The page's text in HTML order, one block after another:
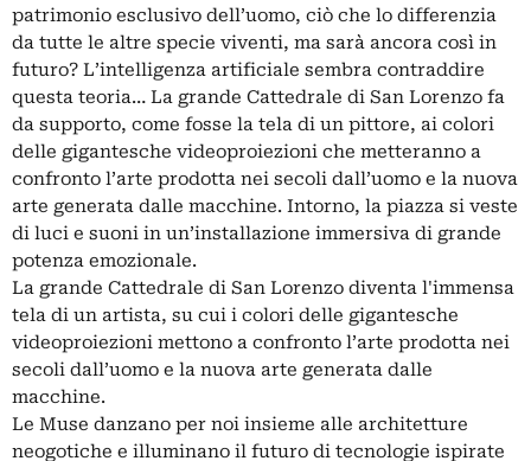
patrimonio esclusivo dell’uomo, ciò che lo differenzia
da tutte le altre specie viventi, ma sarà ancora così in
futuro? L’intelligenza artificiale sembra contraddire
questa teoria… La grande Cattedrale di San Lorenzo fa
da supporto, come fosse la tela di un pittore, ai colori
delle gigantesche videoproiezioni che metteranno a
confronto l’arte prodotta nei secoli dall’uomo e la nuova
arte generata dalle macchine. Intorno, la piazza si veste
di luci e suoni in un’installazione immersiva di grande
potenza emozionale.
La grande Cattedrale di San Lorenzo diventa l'immensa
tela di un artista, su cui i colori delle gigantesche
videoproiezioni mettono a confronto l’arte prodotta nei
secoli dall’uomo e la nuova arte generata dalle
macchine.
Le Muse danzano per noi insieme alle architetture
neogotiche e illuminano il futuro di tecnologie ispirate